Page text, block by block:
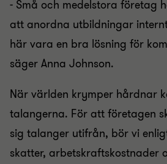
- Små och medelstora företag
att anordna utbildningar
här vara en bra lösning för
säger Anna Johnson.
När världen krymper hårdnar
talangerna. För att företagen
sig talanger utifrån, bör vi
skatter, arbetskraftskostnader